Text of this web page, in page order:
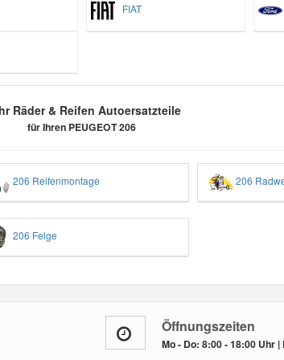
FIAT
Räder & Reifen Autoersatzteile
für Ihren PEUGEOT 206
206 Reifenmontage 206
206 Felge
Öffnungszeiten
Mo - Do: 8:00 - 18:00 Uhr